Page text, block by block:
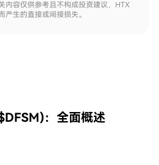
内容仅供参考且不构成投资建议，HTX
产生的直接或间接损失。
：全面概述